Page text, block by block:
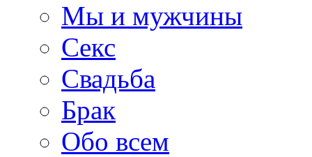
Мы и мужчины
Секс
Свадьба
Брак
Обо всем